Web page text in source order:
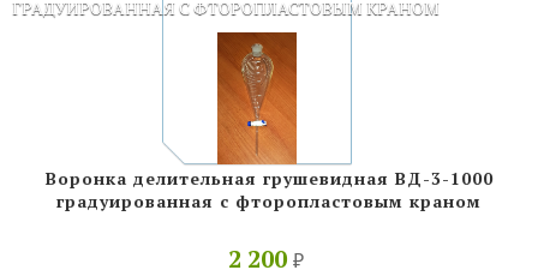
ГРАДУИРОВАННАЯ С ФТОРОПЛАСТОВЫМ КРАНОМ
Воронка делительная грушевидная ВД-3-1000
градуированная с фторопластовым краном
2 200 ₽